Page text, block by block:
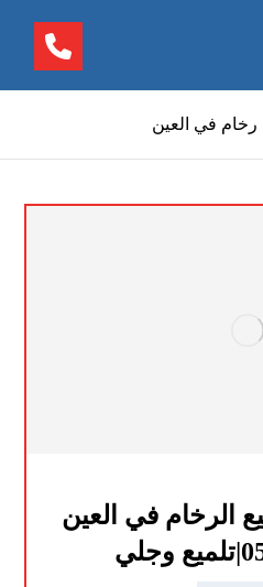
رخام في العين
الرخام في العين